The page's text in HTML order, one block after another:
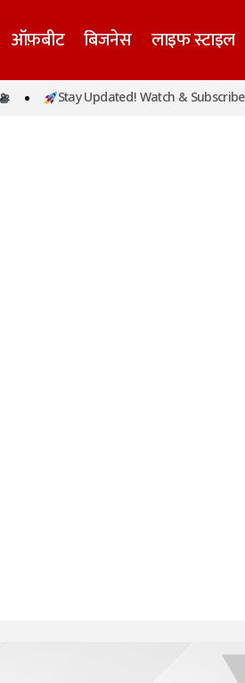
ऑफ़बीट बिजनेस लाइफ स्टाइल
Stay Updated! Watch & Subscribe